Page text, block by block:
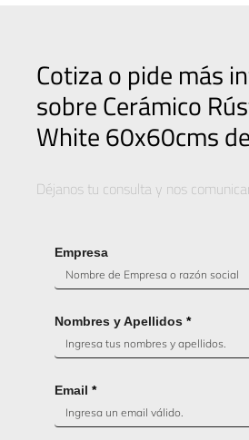
Cotiza o pide más
sobre Cerámico
White 60x60cms
Déjanos tu consulta y nos
Empresa
Nombres y Apellidos *
Email *